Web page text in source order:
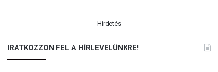
.
Hirdetés
IRATKOZZON FEL A HÍRLEVELÜNKRE!